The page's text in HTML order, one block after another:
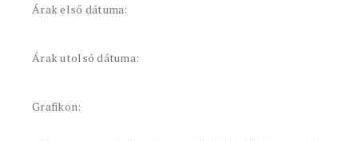
Árak első dátuma:
Árak utolsó dátuma:
Grafikon: